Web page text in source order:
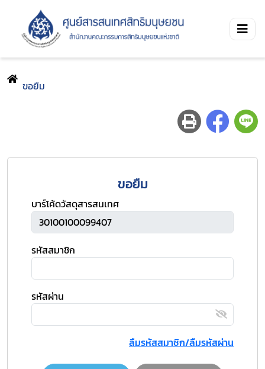
ขอยืม
ขอยืม
บาร์โค้ดวัสดุสารสนเทศ
รหัสสมาชิก
รหัสผ่าน
ลืมรหัสสมาชิก/ลืมรหัสผ่าน